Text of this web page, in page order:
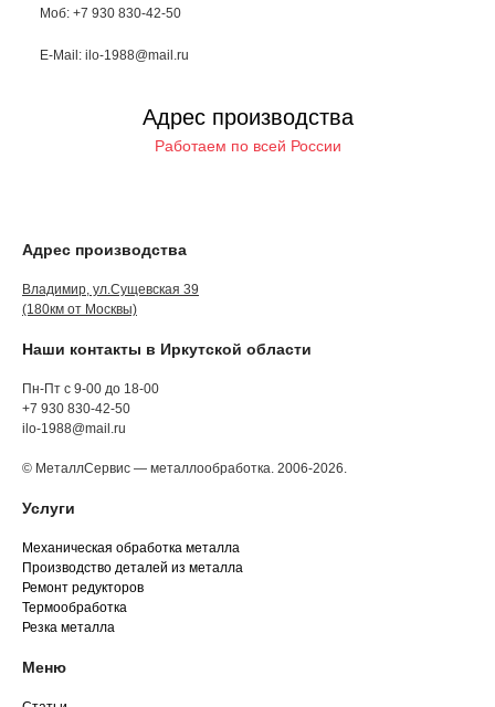
Моб: +7 930 830-42-50
E-Mail: ilo-1988@mail.ru
Адрес производства
Работаем по всей России
Адрес производства
Владимир, ул.Сущевская 39
(180км от Москвы)
Наши контакты в Иркутской области
Пн-Пт с 9-00 до 18-00
+7 930 830-42-50
ilo-1988@mail.ru
© МеталлСервис — металлообработка. 2006-2026.
Услуги
Механическая обработка металла
Производство деталей из металла
Ремонт редукторов
Термообработка
Резка металла
Меню